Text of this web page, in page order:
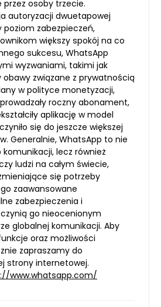
osoby trzecie.
autoryzacji dwuetapowej
poziom zabezpieczeń,
większy spokój na co
sukcesu, WhatsApp
wyzwaniami, takimi jak
związane z prywatnością
w polityce monetyzacji,
roczny abonament,
aplikację w model
się do jeszcze większej
Generalnie, WhatsApp to nie
lecz również
ludzi na całym świecie,
się potrzeby
zaawansowane
zabezpieczenia i
go nieocenionym
globalnej komunikacji. Aby
oraz możliwości
zapraszamy do
strony internetowej.
www.whatsapp.com/